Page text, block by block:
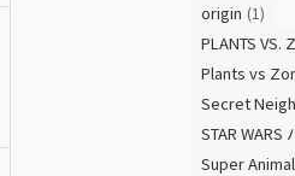
origin (1)
PLANTS VS.
Plants vs
Secret
STAR WARS
Super